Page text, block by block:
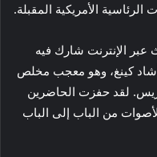
الأمريكية المقبلة.
عبر الإنترنت شارك فيه
أشاد كينغ، وهو معجب مخلص
لقد حفزت الحاضرين
من الباب إلى الباب